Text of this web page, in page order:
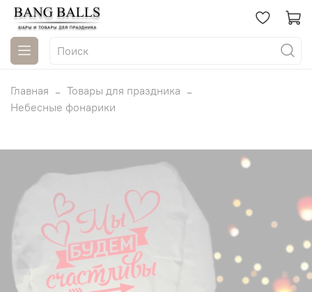
Главная
Товары для праздника
Небесные фонарики